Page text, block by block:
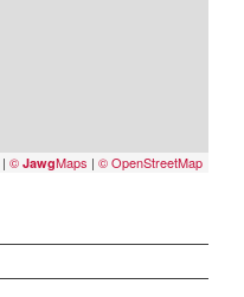
| © JawgMaps | © OpenStreetMap